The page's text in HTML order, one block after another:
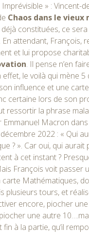
Imprévisible » : Vincent-
Chaos dans le vieux
constituées, ce
attendant, François,
et lui propose
. Il pense n’en
le voilà qui mène
influence et une
certaine lors de son
ressortir la phrase
Macron
2022 : « Qui
? ». Car oui, qui aurait
à cet instant ?
François voit passer
Mathématiques,
plusieurs tours, et
encore, piocher
une autre
fin à la partie, qu’il